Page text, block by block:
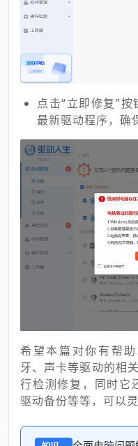
点击“立即修复”
最新驱动程序，确
希望本篇对你有帮
牙、声卡等驱动的相
行检测修复，同时它
驱动备份等等，可以